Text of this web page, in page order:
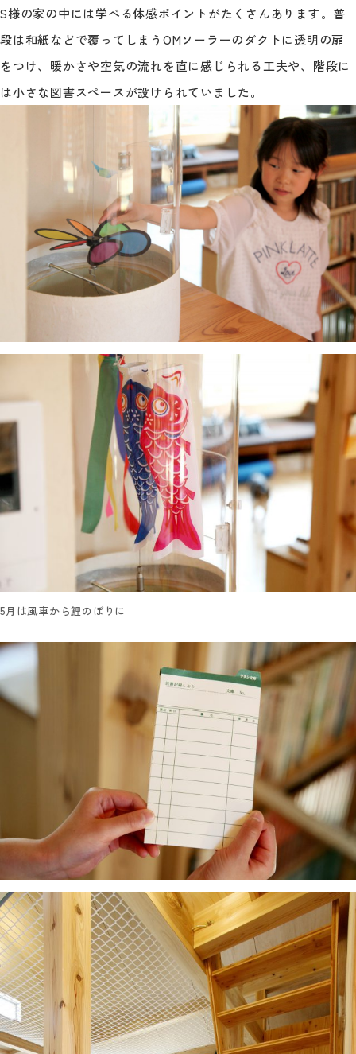
S様の家の中には学べる体感ポイントがたくさんあります。普
段は和紙などで覆ってしまうOMソーラーのダクトに透明の扉
をつけ、暖かさや空気の流れを直に感じられる工夫や、階段に
は小さな図書スペースが設けられていました。
5月は風車から鯉のぼりに